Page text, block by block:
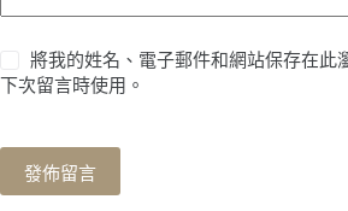
將我的姓名、電子郵件和網站保存在此
下次留言時使用。
發佈留言